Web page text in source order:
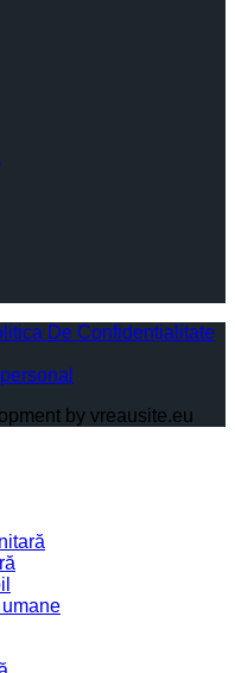
De Confidențialitate
by vreausite.eu